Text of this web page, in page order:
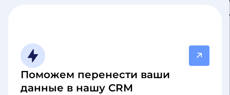
Поможем перенести ваши
данные в нашу CRM